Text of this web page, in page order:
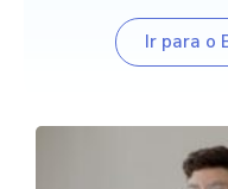
Ir para o